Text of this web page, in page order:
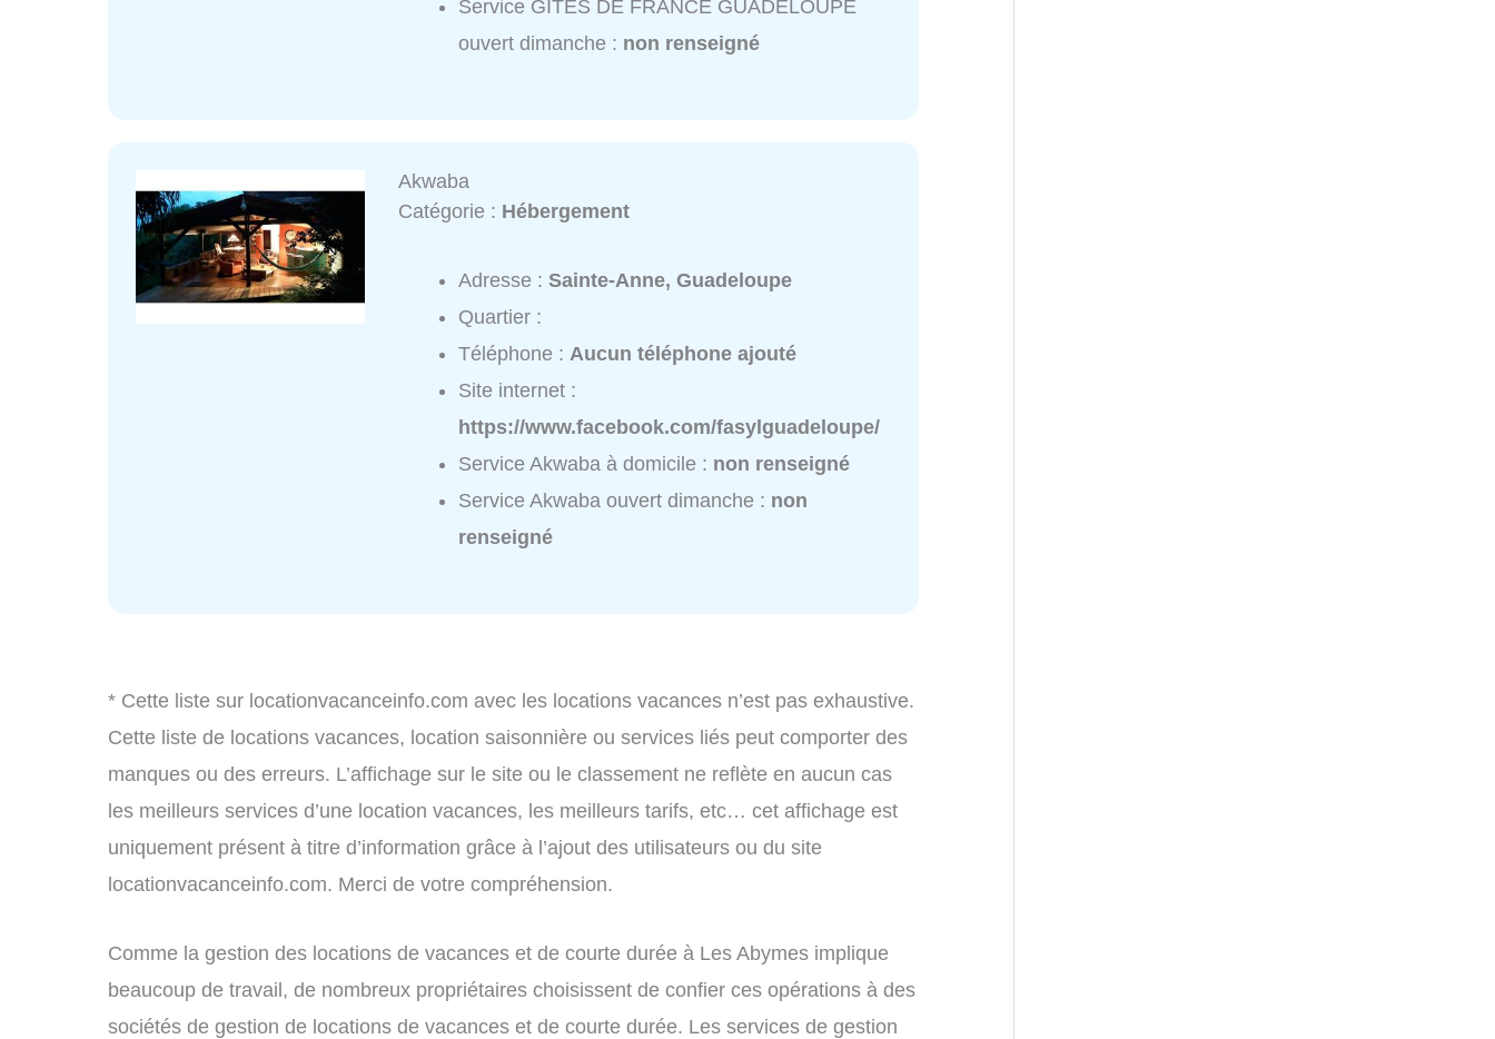
Service GITES DE FRANCE GUADELOUPE
ouvert dimanche : non renseigné
Akwaba
Catégorie : Hébergement
Adresse :Sainte-Anne, Guadeloupe
Quartier :
Téléphone :Aucun téléphone ajouté
Site internet :
https://www.facebook.com/fasylguadeloupe/
Service Akwaba à domicile : non renseigné
Service Akwaba ouvert dimanche : non
renseigné
* Cette liste sur locationvacanceinfo.com avec les locations vacances n’est pas exhaustive.
Cette liste de locations vacances, location saisonnière ou services liés peut comporter des
manques ou des erreurs. L’affichage sur le site ou le classement ne reflète en aucun cas
les meilleurs services d’une location vacances, les meilleurs tarifs, etc… cet affichage est
uniquement présent à titre d’information grâce à l’ajout des utilisateurs ou du site
locationvacanceinfo.com. Merci de votre compréhension.
Comme la gestion des locations de vacances et de courte durée à Les Abymes implique
beaucoup de travail, de nombreux propriétaires choisissent de confier ces opérations à des
sociétés de gestion de locations de vacances et de courte durée. Les services de gestion